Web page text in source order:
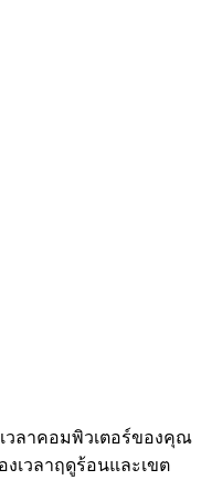
วลาคอมพิวเตอร์ของคุณ
เวลาฤดูร้อนและเขต